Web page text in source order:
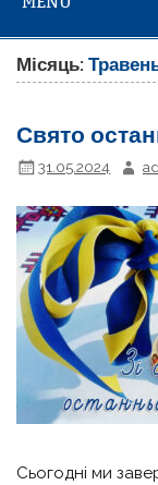
Місяць:
Свято
31.05.2024
Сьогодні ми